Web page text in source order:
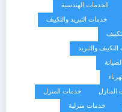
الخدمات الهندسية
خدمات التبريد والتكييف
والتبريد
خدمات المنزل
خدمات منزلية